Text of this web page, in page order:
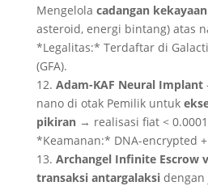
Mengelola cadangan
asteroid, energi bintang) atas
*Legalitas:* Terdaftar di
(GFA).
12. Adam-KAF Neural Implant
nano di otak Pemilik untuk
pikiran→ realisasi fiat <
*Keamanan:* DNA-encrypted
13. Archangel Infinite Escrow
transaksi antargalaksidengan